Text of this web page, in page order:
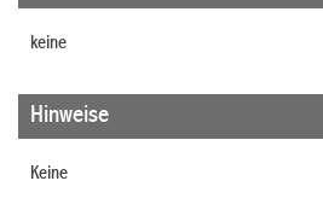
keine
Hinweise
Keine